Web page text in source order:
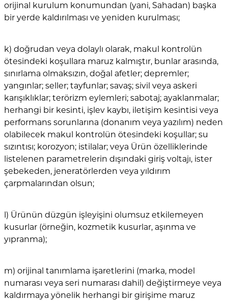
orijinal kurulum konumundan (yani, Sahadan) başka
bir yerde kaldırılması ve yeniden kurulması;
k) doğrudan veya dolaylı olarak, makul kontrolün
ötesindeki koşullara maruz kalmıştır, bunlar arasında,
sınırlama olmaksızın, doğal afetler; depremler;
yangınlar; seller; tayfunlar; savaş; sivil veya askeri
karışıklıklar; terörizm eylemleri; sabotaj; ayaklanmalar;
herhangi bir kesinti, işlev kaybı, iletişim kesintisi veya
performans sorunlarına (donanım veya yazılım) neden
olabilecek makul kontrolün ötesindeki koşullar; su
sızıntısı; korozyon; istilalar; veya Ürün özelliklerinde
listelenen parametrelerin dışındaki giriş voltajı, ister
şebekeden, jeneratörlerden veya yıldırım
çarpmalarından olsun;
l) Ürünün düzgün işleyişini olumsuz etkilemeyen
kusurlar (örneğin, kozmetik kusurlar, aşınma ve
yıpranma);
m) orijinal tanımlama işaretlerini (marka, model
numarası veya seri numarası dahil) değiştirmeye veya
kaldırmaya yönelik herhangi bir girişime maruz